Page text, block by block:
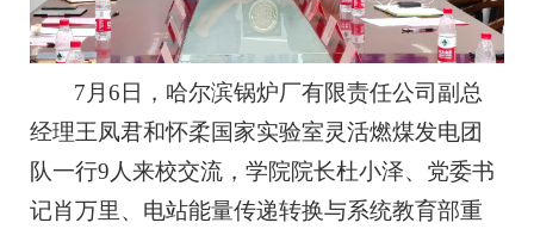
7月6日，哈尔滨锅炉厂有限责任公司副总
经理王凤君和怀柔国家实验室灵活燃煤发电团
队一行9人来校交流，学院院长杜小泽、党委书
记肖万里、电站能量传递转换与系统教育部重